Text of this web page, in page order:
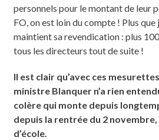
personnels pour le montant de leur
FO, on est loin du compte ! Plus
maintient sa revendication : plus
tous les directeurs tout de suite !
Il est clair qu’avec ces
ministre Blanquer n’a rien
colère qui monte depuis
depuis la rentrée du 2
d’école.